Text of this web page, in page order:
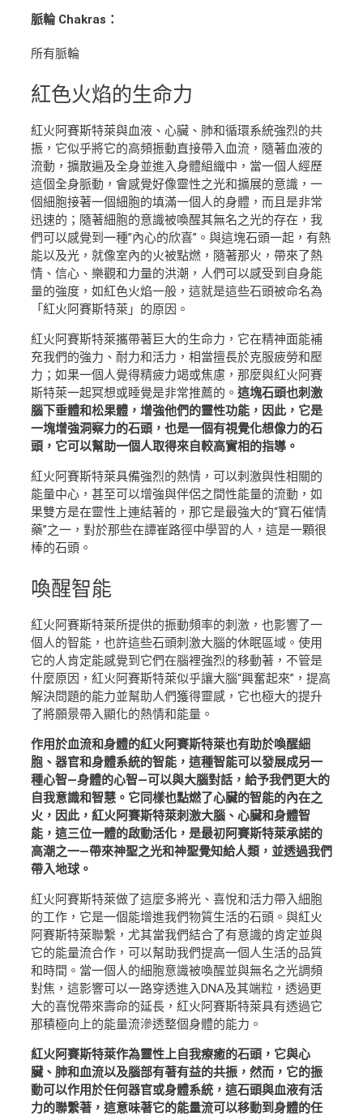
脈輪 Chakras：
所有脈輪
紅色火焰的生命力
紅火阿賽斯特萊與血液、心臟、肺和循環系統強烈的共
振，它似乎將它的高頻振動直接帶入血流，隨著血液的
流動，擴散遍及全身並進入身體組織中，當一個人經歷
這個全身脈動，會感覺好像靈性之光和擴展的意識，一
個細胞接著一個細胞的填滿一個人的身體，而且是非常
迅速的；隨著細胞的意識被喚醒其無名之光的存在，我
們可以感覺到一種”內心的欣喜”。與這塊石頭一起，有熱
能以及光，就像室內的火被點燃，隨著那火，帶來了熱
情、信心、樂觀和力量的洪潮，人們可以感受到自身能
量的強度，如紅色火焰一般，這就是這些石頭被命名為
「紅火阿賽斯特萊」的原因。
紅火阿賽斯特萊攜帶著巨大的生命力，它在精神面能補
充我們的強力、耐力和活力，相當擅長於克服疲勞和壓
力；如果一個人覺得精疲力竭或焦慮，那麼與紅火阿賽
斯特萊一起冥想或睡覺是非常推薦的。 這塊石頭也刺激
腦下垂體和松果體，增強他們的靈性功能，因此，它是
一塊增強洞察力的石頭，也是一個有視覺化想像力的石
頭，它可以幫助一個人取得來自較高實相的指導。
紅火阿賽斯特萊具備強烈的熱情，可以刺激與性相關的
能量中心，甚至可以增強與伴侶之間性能量的流動，如
果雙方是在靈性上連結著的，那它是最強大的“寶石催情
藥”之一，對於那些在譚崔路徑中學習的人，這是一顆很
棒的石頭。
喚醒智能
紅火阿賽斯特萊所提供的振動頻率的刺激，也影響了一
個人的智能，也許這些石頭刺激大腦的休眠區域。使用
它的人肯定能感覺到它們在腦裡強烈的移動著，不管是
什麼原因，紅火阿賽斯特萊似乎讓大腦“興奮起來”，提高
解決問題的能力並幫助人們獲得靈感，它也極大的提升
了將願景帶入顯化的熱情和能量。
作用於血流和身體的紅火阿賽斯特萊也有助於喚醒細
胞、器官和身體系統的智能，這種智能可以發展成另一
種心智—身體的心智—可以與大腦對話，給予我們更大的
自我意識和智慧。它同樣也點燃了心臟的智能的內在之
火，因此，紅火阿賽斯特萊刺激大腦、心臟和身體智
能，這三位一體的啟動活化，是最初阿賽斯特萊承諾的
高潮之一—帶來神聖之光和神聖覺知給人類，並透過我們
帶入地球。
紅火阿賽斯特萊做了這麼多將光、喜悅和活力帶入細胞
的工作，它是一個能增進我們物質生活的石頭。與紅火
阿賽斯特萊聯繫，尤其當我們結合了有意識的肯定並與
它的能量流合作，可以幫助我們提高一個人生活的品質
和時間。當一個人的細胞意識被喚醒並與無名之光調頻
對焦，這影響可以一路穿透進入DNA及其端粒，透過更
大的喜悅帶來壽命的延長，紅火阿賽斯特萊具有透過它
那積極向上的能量流滲透整個身體的能力。
紅火阿賽斯特萊作為靈性上自我療癒的石頭，它與心
臟、肺和血流以及腦部有著有益的共振，然而，它的振
動可以作用於任何器官或身體系統，這石頭與血液有活
力的聯繫著，這意味著它的能量流可以移動到身體的任